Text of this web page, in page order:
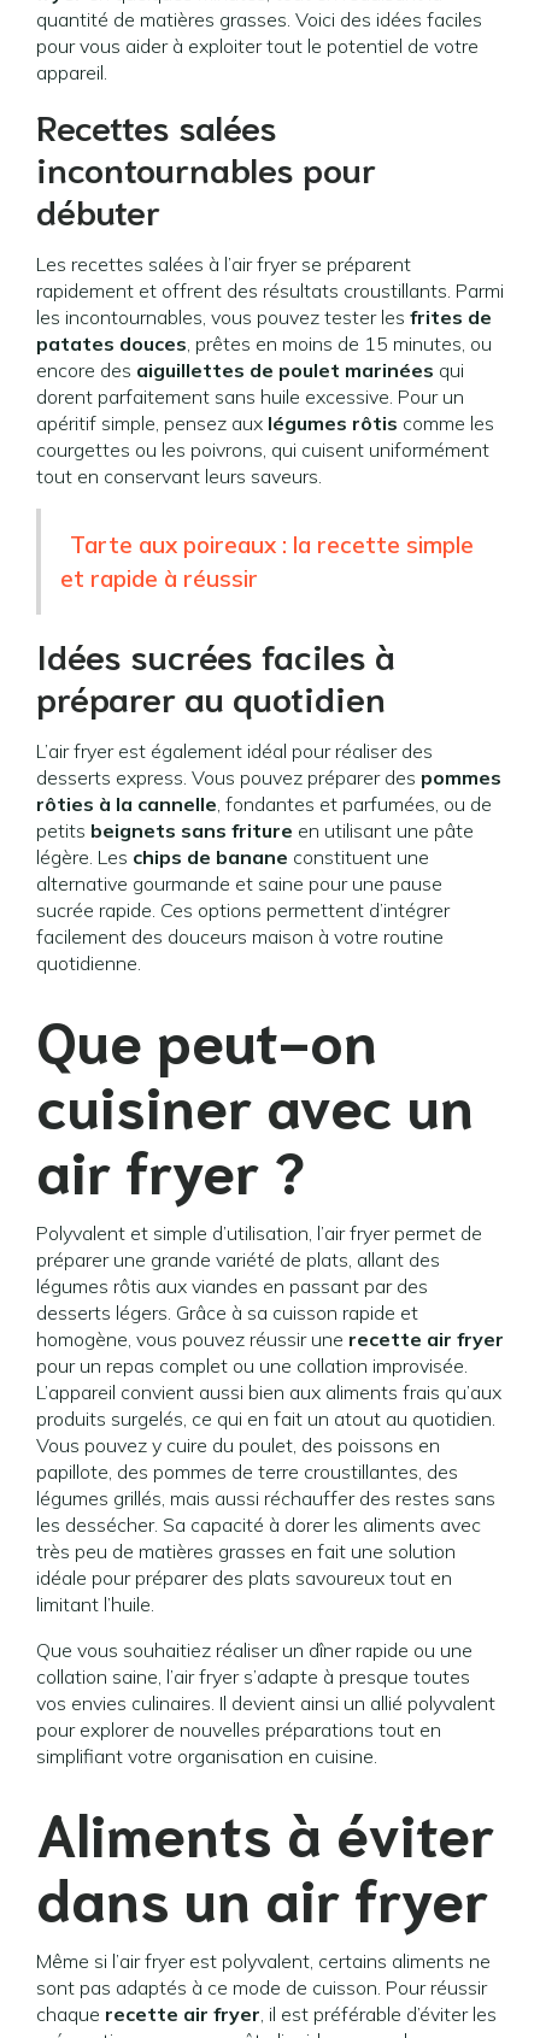
quantité de matières grasses. Voici des idées faciles
pour vous aider à exploiter tout le potentiel de votre
appareil.
Recettes salées
incontournables pour
débuter
Les recettes salées à l’air fryer se préparent
rapidement et offrent des résultats croustillants. Parmi
les incontournables, vous pouvez tester les frites de
patates douces, prêtes en moins de 15 minutes, ou
encore des aiguillettes de poulet marinées qui
dorent parfaitement sans huile excessive. Pour un
apéritif simple, pensez aux légumes rôtis comme les
courgettes ou les poivrons, qui cuisent uniformément
tout en conservant leurs saveurs.
Tarte aux poireaux : la recette simple
et rapide à réussir
Idées sucrées faciles à
préparer au quotidien
L’air fryer est également idéal pour réaliser des
desserts express. Vous pouvez préparer des pommes
rôties à la cannelle, fondantes et parfumées, ou de
petits beignets sans friture en utilisant une pâte
légère. Les chips de banane constituent une
alternative gourmande et saine pour une pause
sucrée rapide. Ces options permettent d’intégrer
facilement des douceurs maison à votre routine
quotidienne.
Que peut-on
cuisiner avec un
air fryer ?
Polyvalent et simple d’utilisation, l’air fryer permet de
préparer une grande variété de plats, allant des
légumes rôtis aux viandes en passant par des
desserts légers. Grâce à sa cuisson rapide et
homogène, vous pouvez réussir une recette air fryer
pour un repas complet ou une collation improvisée.
L’appareil convient aussi bien aux aliments frais qu’aux
produits surgelés, ce qui en fait un atout au quotidien.
Vous pouvez y cuire du poulet, des poissons en
papillote, des pommes de terre croustillantes, des
légumes grillés, mais aussi réchauffer des restes sans
les dessécher. Sa capacité à dorer les aliments avec
très peu de matières grasses en fait une solution
idéale pour préparer des plats savoureux tout en
limitant l’huile.
Que vous souhaitiez réaliser un dîner rapide ou une
collation saine, l’air fryer s’adapte à presque toutes
vos envies culinaires. Il devient ainsi un allié polyvalent
pour explorer de nouvelles préparations tout en
simplifiant votre organisation en cuisine.
Aliments à éviter
dans un air fryer
Même si l’air fryer est polyvalent, certains aliments ne
sont pas adaptés à ce mode de cuisson. Pour réussir
chaque recette air fryer, il est préférable d’éviter les